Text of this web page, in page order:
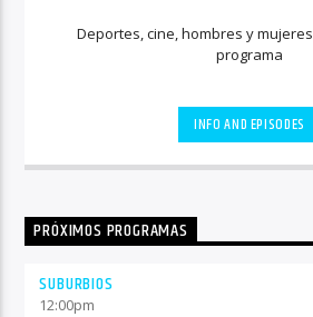
Deportes, cine, hombres y
programa
INFO AND EPISODES
PRÓXIMOS PROGRAMAS
SUBURBIOS
12:00pm